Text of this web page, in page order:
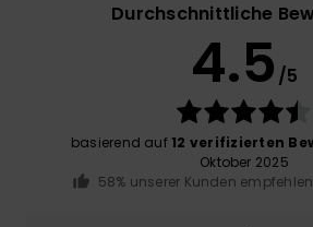
Durchschnittliche
4.5 /5
basierend auf 12 verifizierten
Oktober 2025
58% unserer Kunden